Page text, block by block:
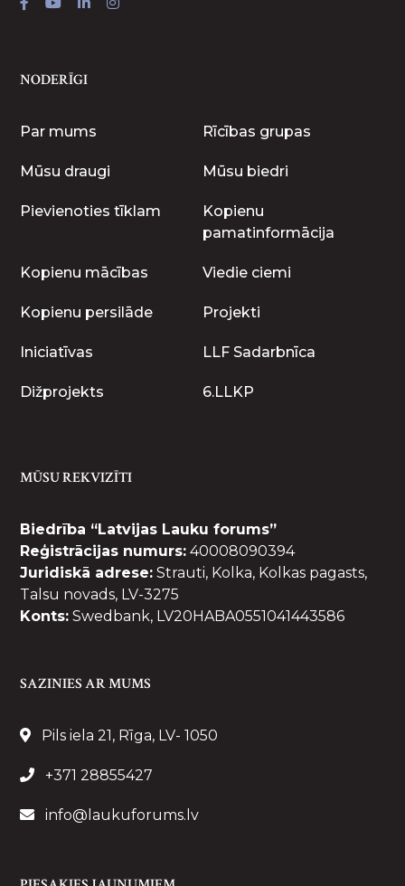
NODERĪGI
Par mums Rīcības grupas
Mūsu draugi Mūsu biedri
Pievienoties tīklam
Kopienu
pamatinformācija
Kopienu mācības Viedie ciemi
Kopienu persilāde Projekti
Iniciatīvas LLF Sadarbnīca
Dižprojekts 6.LLKP
MŪSU REKVIZĪTI
Biedrība “Latvijas Lauku forums”
Reģistrācijas numurs: 40008090394
Juridiskā adrese: Strauti, Kolka, Kolkas pagasts,
Talsu novads, LV-3275
Konts: Swedbank, LV20HABA0551041443586
SAZINIES AR MUMS
Pils iela 21, Rīga, LV- 1050
+371 28855427
info@laukuforums.lv